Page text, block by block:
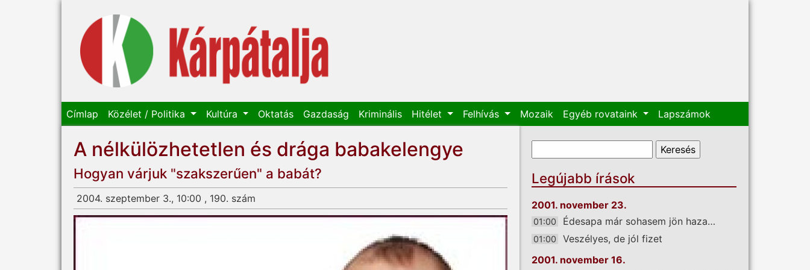
Címlap Közélet / Politika Kultúra Oktatás Gazdaság Kriminális Hitélet Felhívás Mozaik Egyéb rovataink Lapszámok
A nélkülözhetetlen és drága babakelengye
Hogyan várjuk "szakszerűen" a babát?
2004. szeptember 3., 10:00 , 190. szám
Keresés űrlap
Legújabb írások
2001. november 23.
01:00 Édesapa már sohasem jön haza…
01:00
Veszélyes, de jól fizet
2001. november 16.